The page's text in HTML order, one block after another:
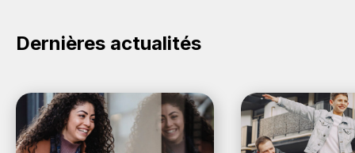
Dernières actualités